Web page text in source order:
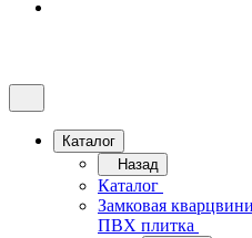
Каталог
Назад
Каталог
Замковая
ПВХ плитка